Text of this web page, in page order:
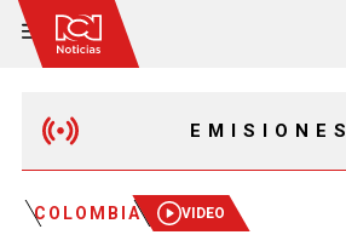
EMISIONES
MAÑANA EXPRESS
COLOMBIA VIDEO